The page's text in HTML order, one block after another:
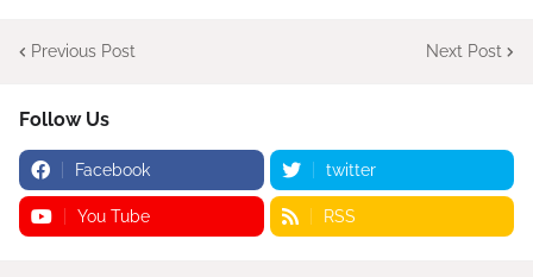
Previous Post Next Post
Follow Us
Facebook twitter
You Tube RSS